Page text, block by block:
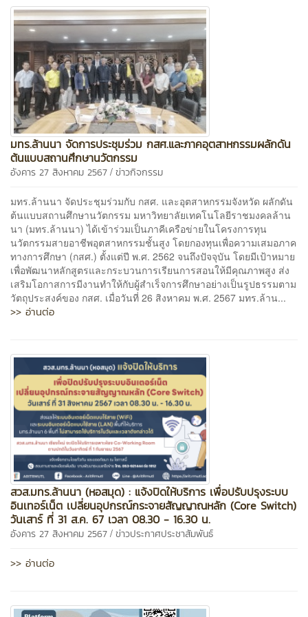
มทร.ล้านนา จัดการประชุมร่วม กสศ.และภาคอุตสาหกรรมผลักดัน
ต้นแบบสถานศึกษานวัตกรรม
อังคาร 27 สิงหาคม 2567 / ข่าวกิจกรรม
มทร.ล้านนา จัดประชุมร่วมกับ กสศ. และอุตสาหกรรมจังหวัด ผลักดัน
ต้นแบบสถานศึกษานวัตกรรม มหาวิทยาลัยเทคโนโลยีราชมงคลล้าน
นา (มทร.ล้านนา) ได้เข้าร่วมเป็นภาคีเครือข่ายในโครงการทุน
นวัตกรรมสายอาชีพอุตสาหกรรมชั้นสูง โดยกองทุนเพื่อความเสมอภาค
ทางการศึกษา (กสศ.) ตั้งแต่ปี พ.ศ. 2562 จนถึงปัจจุบัน โดยมีเป้าหมาย
เพื่อพัฒนาหลักสูตรและกระบวนการเรียนการสอนให้มีคุณภาพสูง ส่ง
เสริมโอกาสการมีงานทำให้กับผู้สำเร็จการศึกษาอย่างเป็นรูปธรรมตาม
วัตถุประสงค์ของ กสศ. เมื่อวันที่ 26 สิงหาคม พ.ศ. 2567 มทร.ล้าน...
>> อ่านต่อ
สวส.มทร.ล้านนา (หอสมุด) : แจ้งปิดให้บริการ เพื่อปรับปรุงระบบ
อินเทอร์เน็ต เปลี่ยนอุปกรณ์กระจายสัญญาณหลัก (Core Switch)
วันเสาร์ ที่ 31 ส.ค. 67 เวลา 08.30 - 16.30 น.
อังคาร 27 สิงหาคม 2567 / ข่าวประกาศประชาสัมพันธ์
>> อ่านต่อ